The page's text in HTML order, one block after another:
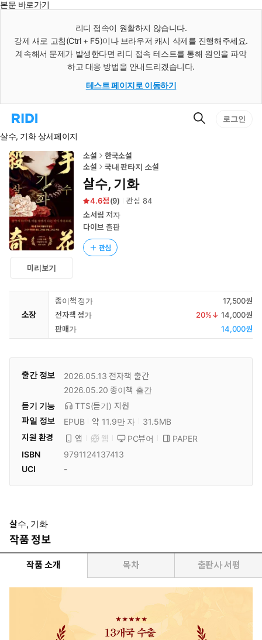
본문 바로가기
리디 접속이 원활하지 않습니다.
강제 새로 고침(Ctrl + F5)이나 브라우저 캐시 삭제를 진행해주세요.
계속해서 문제가 발생한다면 리디 접속 테스트를 통해 원인을 파악
하고 대응 방법을 안내드리겠습니다.
테스트 페이지로 이동하기
리
홈
로
이
동
검
로그인
살수, 기화 상세페이지
미리보기
소설
한국소설
소설
국내 판타지 소설
살수, 기화
4.6 (9) 관심 84
소서림 저자
다이브 출판
관심
소장
종이책 정가
17,500원
전자책 정가
20%↓ 14,000원
판매가
14,000원
출간 정보 2026.05.13 전자책 출간
2026.05.20 종이책 출간
듣기 기능
TTS(듣기) 지원
파일 정보
EPUB 약 11.9만 자
31.5MB
지원 환경
앱 웹 PC뷰어
PAPER
ISBN
9791124137413
UCI
-
살수, 기화
작품 정보
작품 소개 목차 출판사 서평